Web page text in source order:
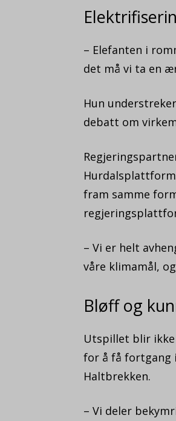
– Elefanten i
det må vi ta en
Hun
debatt om
fram samme
– Vi er helt
våre klimamål,
Bløff og
Utspillet blir
for å få fortgang
Haltbrekken.
– Vi deler